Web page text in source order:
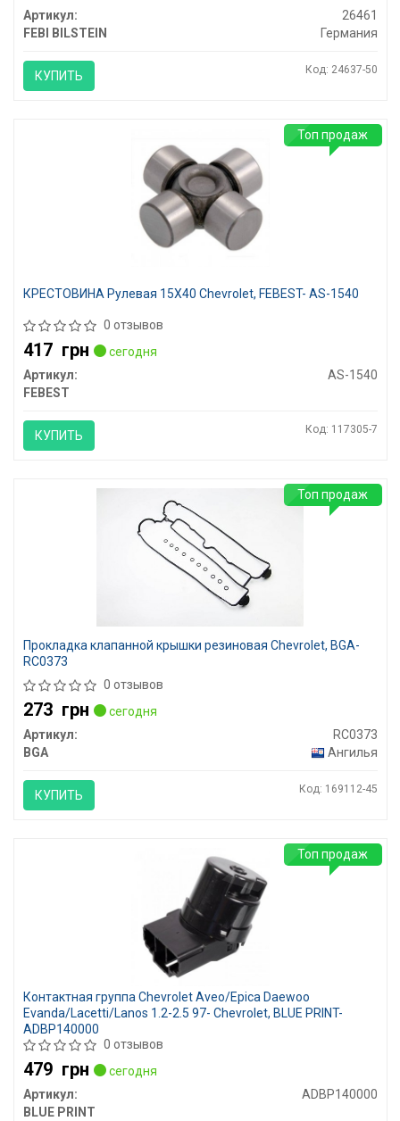
Артикул:
26461
FEBI BILSTEIN
Германия
КУПИТЬ Код: 24637-50
КРЕСТОВИНА Рулевая 15X40 Chevrolet, FEBEST- AS-1540
0 отзывов
417 грн
сегодня
Артикул:
AS-1540
FEBEST
КУПИТЬ Код: 117305-7
Топ продаж
Прокладка клапанной крышки резиновая Chevrolet, BGA-
RC0373
0 отзывов
273 грн
сегодня
Артикул:
RC0373
BGA
Ангилья
КУПИТЬ Код: 169112-45
Топ продаж
Контактная группа Chevrolet Aveo/Epica Daewoo
Evanda/Lacetti/Lanos 1.2-2.5 97- Chevrolet, BLUE PRINT-
ADBP140000
0 отзывов
479 грн
сегодня
Артикул:
ADBP140000
BLUE PRINT
Топ продаж